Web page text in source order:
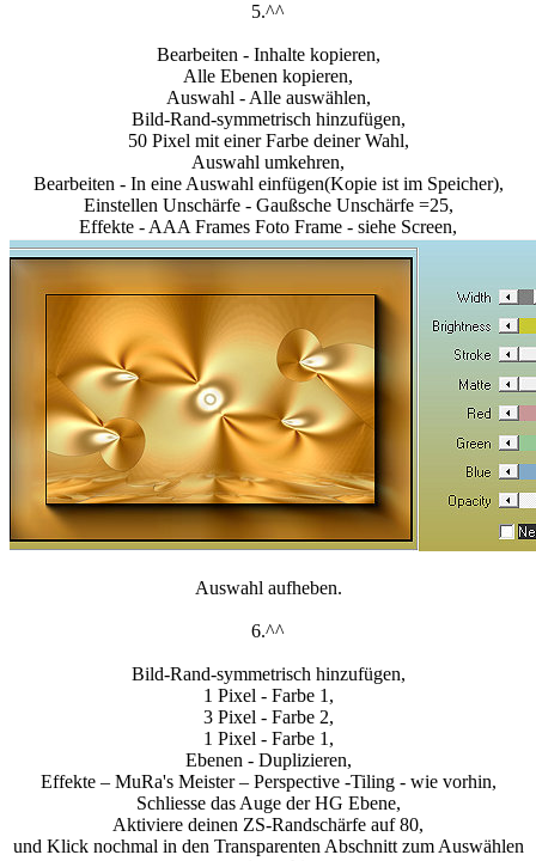
5.^^
Bearbeiten - Inhalte kopieren,
Alle Ebenen kopieren,
Auswahl - Alle auswählen,
Bild-Rand-symmetrisch hinzufügen,
50 Pixel mit einer Farbe deiner Wahl,
Auswahl umkehren,
Bearbeiten - In eine Auswahl einfügen(Kopie ist im Speicher),
Einstellen Unschärfe - Gaußsche Unschärfe =25,
Effekte - AAA Frames Foto Frame - siehe Screen,
Auswahl aufheben.
6.^^
Bild-Rand-symmetrisch hinzufügen,
1 Pixel - Farbe 1,
3 Pixel - Farbe 2,
1 Pixel - Farbe 1,
Ebenen - Duplizieren,
Effekte – MuRa's Meister – Perspective -Tiling - wie vorhin,
Schliesse das Auge der HG Ebene,
Aktiviere deinen ZS-Randschärfe auf 80,
und Klick nochmal in den Transparenten Abschnitt zum Auswählen